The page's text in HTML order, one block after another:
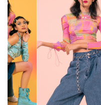
Xu hướng thời
của sự tiến bộ và
trong từng hình
cách. Trong thế
dạng này, thời
cách bạn ăn